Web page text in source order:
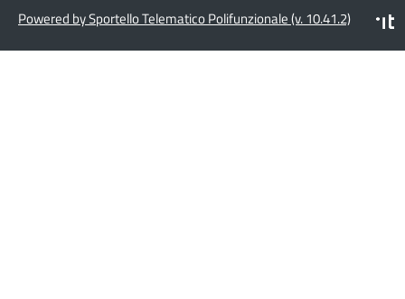
Powered by Sportello Telematico Polifunzionale (v. 10.41.2)